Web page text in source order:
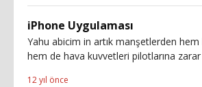
iPhone Uygulaması
Yahu abicim in artık manşetlerden hem
hem de hava kuvvetleri pilotlarına
12 yıl önce